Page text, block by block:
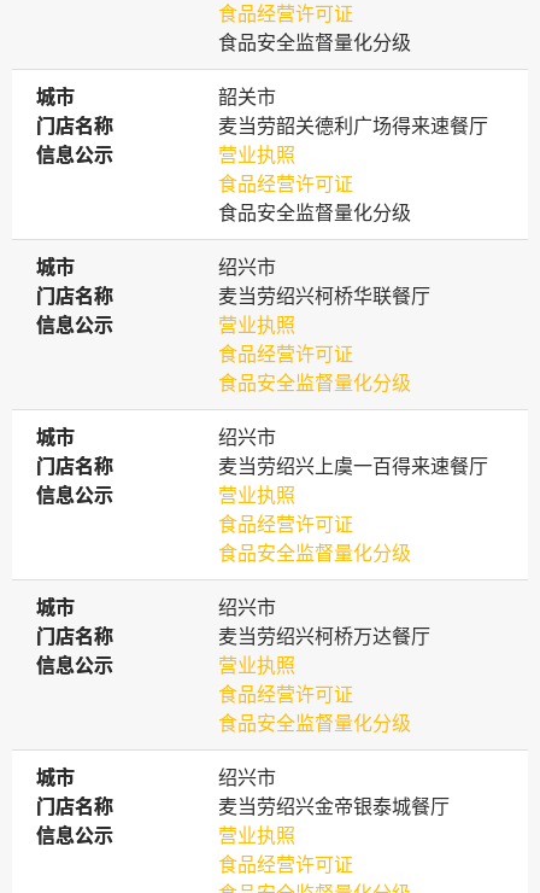
食品经营许可证
食品安全监督量化分级
城市
城市
韶关市
门店名称
门店名称
麦当劳韶关德利广场得来速餐厅
信息公示
信息公示
营业执照
食品经营许可证
食品安全监督量化分级
城市
城市
绍兴市
门店名称
门店名称
麦当劳绍兴柯桥华联餐厅
信息公示
信息公示
营业执照
食品经营许可证
食品安全监督量化分级
城市
城市
绍兴市
门店名称
门店名称
麦当劳绍兴上虞一百得来速餐厅
信息公示
信息公示
营业执照
食品经营许可证
食品安全监督量化分级
城市
城市
绍兴市
门店名称
门店名称
麦当劳绍兴柯桥万达餐厅
信息公示
信息公示
营业执照
食品经营许可证
食品安全监督量化分级
城市
城市
绍兴市
门店名称
门店名称
麦当劳绍兴金帝银泰城餐厅
信息公示
信息公示
营业执照
食品经营许可证